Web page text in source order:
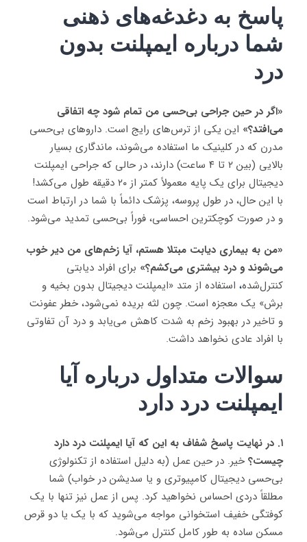
پاسخ به دغدغه‌های ذهنی
شما درباره ایمپلنت بدون
درد
«اگر در حین جراحی بی‌حسی من تمام شود چه اتفاقی
می‌افتد؟» این یکی از ترس‌های رایج است. داروهای بی‌حسی
مدرن که در کلینیک ما استفاده می‌شوند، ماندگاری بسیار
بالایی (بین ۲ تا ۴ ساعت) دارند، در حالی که جراحی ایمپلنت
دیجیتال برای یک پایه معمولاً کمتر از ۲۰ دقیقه طول می‌کشد!
با این حال، در طول پروسه، پزشک دائماً با شما در ارتباط است
و در صورت کوچکترین احساسی، فوراً بی‌حسی تمدید می‌شود.
«من به بیماری دیابت مبتلا هستم، آیا زخم‌های من دیر خوب
می‌شوند و درد بیشتری می‌کشم؟» برای افراد دیابتی
کنترل‌شده، استفاده از متد «ایمپلنت دیجیتال بدون بخیه و
برش» یک معجزه است. چون لثه بریده نمی‌شود، خطر عفونت
و تاخیر در بهبود زخم به شدت کاهش می‌یابد و درد آن تفاوتی
با افراد عادی نخواهد داشت.
سوالات متداول دربارهآیا
ایمپلنت درد دارد
۱. در نهایت پاسخ شفاف به این که آیا ایمپلنت درد دارد
چیست؟ خیر. در حین عمل (به دلیل استفاده از تکنولوژی
بی‌حسی دیجیتال کامپیوتری و یا سدیشن در خواب) شما
مطلقاً دردی احساس نخواهید کرد. پس از عمل نیز تنها با یک
کوفتگی خفیف استخوانی مواجه می‌شوید که با یک یا دو قرص
مسکن ساده به طور کامل کنترل می‌شود.